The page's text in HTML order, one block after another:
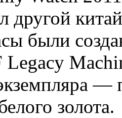
другой
были
—
золота.